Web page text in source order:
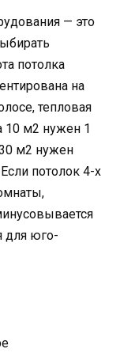
— это
потолка
на
тепловая
10 м2 нужен 1
м2 нужен
потолок 4-х
для юго-